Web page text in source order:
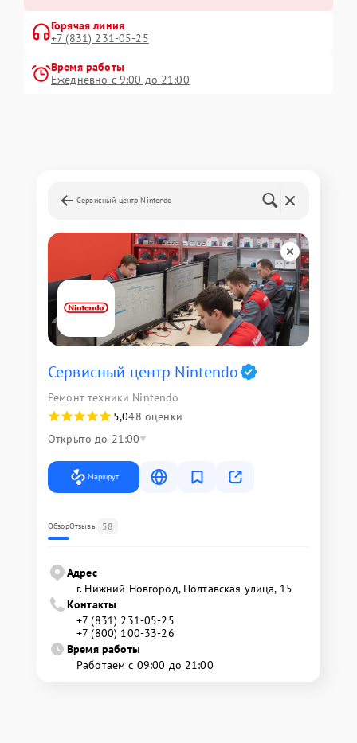
Горячая линия
+7 (831) 231-05-25
Время работы
Ежедневно с 9:00 до 21:00
Сервисный центр Nintendo
Сервисный центр Nintendo
Ремонт техники Nintendo
5,048 оценки
Открыто до 21:00
Маршрут
ОбзорОтзывы 58
Адрес
г. Нижний Новгород, Полтавская улица, 15
Контакты
+7 (831) 231-05-25
+7 (800) 100-33-26
Время работы
Работаем с 09:00 до 21:00